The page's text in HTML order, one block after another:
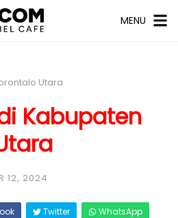
MENU
Utara
Kabupaten
12, 2024
Twitter
WhatsApp